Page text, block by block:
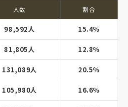
人数 割合
98,592人 15.4％
81,805人 12.8％
131,089人 20.5％
105,980人 16.6％